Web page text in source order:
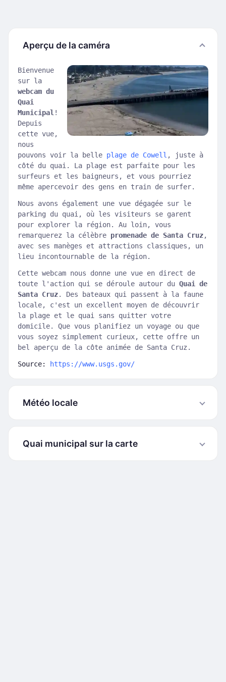
Aperçu de la caméra
Bienvenue
sur la
webcam du
Quai
Municipal !
Depuis
cette vue,
nous
pouvons voir la belle plage de Cowell , juste à
côté du quai. La plage est parfaite pour les
surfeurs et les baigneurs, et vous pourriez
même apercevoir des gens en train de surfer.
Nous avons également une vue dégagée sur le
parking du quai, où les visiteurs se garent
pour explorer la région. Au loin, vous
remarquerez la célèbre promenade de Santa Cruz,
avec ses manèges et attractions classiques, un
lieu incontournable de la région.
Cette webcam nous donne une vue en direct de
toute l'action qui se déroule autour du Quai de
Santa Cruz. Des bateaux qui passent à la faune
locale, c'est un excellent moyen de découvrir
la plage et le quai sans quitter votre
domicile. Que vous planifiez un voyage ou que
vous soyez simplement curieux, cette offre un
bel aperçu de la côte animée de Santa Cruz.
Source: https://www.usgs.gov/
Météo locale
Quai municipal sur la carte